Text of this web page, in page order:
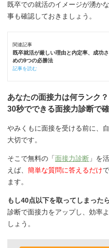
既卒での就活のイメージが湧か
事も確認しておきましょう。
関連記事
既卒就活が厳しい理由と内定率、成功
めの9つの必勝法
記事を読む
あなたの面接力は何ランク？
30秒でできる面接力診断で
やみくもに面接を受ける前に、
大切です。
そこで無料の「面接力診断 」を
えば、 簡単な質問に答えるだけ
ます。
もし40点以下を取ってしまった
診断で面接力をアップし、効率
しょう。